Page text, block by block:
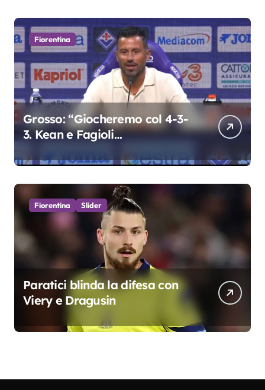
Fiorentina
Grosso: “Giocheremo col 4-3-
3. Kean e Fagioli
colpo”
Fiorentina Slider
Paratici blinda la difesa con
Viery e Dragusin